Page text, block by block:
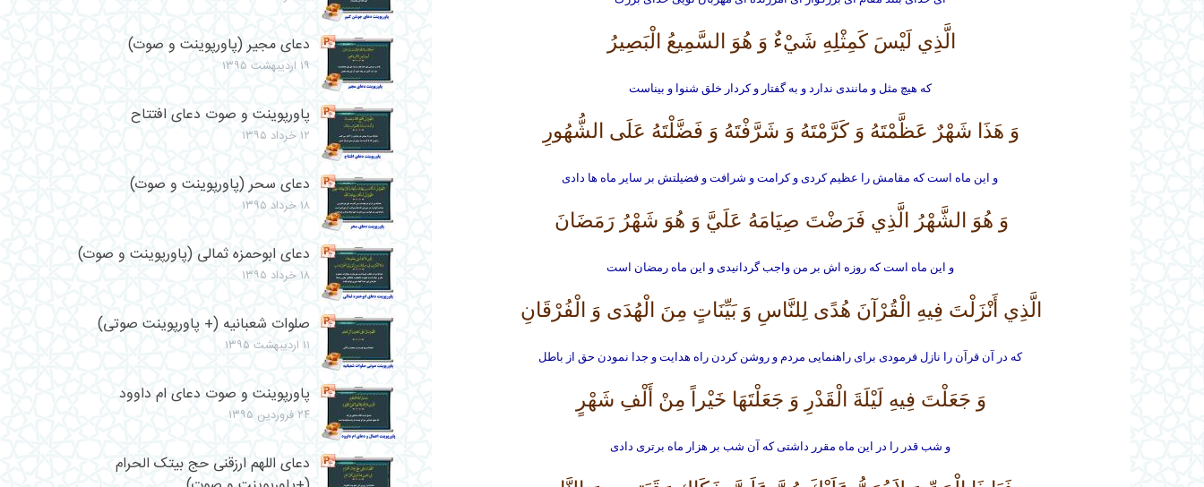
الَّذِي لَيْسَ كَمِثْلِهِ شَيْ‏ءٌ وَ هُوَ السَّمِيعُ الْبَصِيرُ
كه هيچ مثل و مانندى ندارد و به گفتار و كردار خلق شنوا و بيناست
وَ هَذَا شَهْرٌ عَظَّمْتَهُ وَ كَرَّمْتَهُ وَ شَرَّفْتَهُ وَ فَضَّلْتَهُ عَلَى الشُّهُورِ
و اين ماه است كه مقامش را عظيم كردى و كرامت و شرافت و فضيلتش بر ساير ماه ها دادى
وَ هُوَ الشَّهْرُ الَّذِي فَرَضْتَ صِيَامَهُ عَلَيَّ وَ هُوَ شَهْرُ رَمَضَانَ‏
و اين ماه است كه روزه ‏اش بر من واجب گردانيدى و اين ماه رمضان است
الَّذِي أَنْزَلْتَ فِيهِ الْقُرْآنَ هُدًى لِلنَّاسِ وَ بَيِّنَاتٍ مِنَ الْهُدَى وَ الْفُرْقَانِ‏
كه در آن قرآن را نازل فرمودى براى راهنمايى مردم و روشن كردن راه هدايت و جدا نمودن حق از باطل
وَ جَعَلْتَ فِيهِ لَيْلَةَ الْقَدْرِ وَ جَعَلْتَهَا خَيْراً مِنْ أَلْفِ شَهْرٍ
و شب قدر را در اين ماه مقرر داشتى كه آن شب بر هزار ماه برترى دادى
دعای مجیر (پاورپوینت و صوت)
۱۹ اردیبهشت ۱۳۹۵
پاورپوینت و صوت دعای افتتاح
۱۲ خرداد ۱۳۹۵
دعای سحر (پاورپوینت و صوت)
۱۸ خرداد ۱۳۹۵
دعای ابوحمزه ثمالی (پاورپوینت و صوت)
۱۸ خرداد ۱۳۹۵
صلوات شعبانیه (+ پاورپوینت صوتی)
۱۱ اردیبهشت ۱۳۹۵
پاورپوینت و صوت دعای ام داوود
۲۴ فروردین ۱۳۹۵
دعای اللهم ارزقنی حج بیتک الحرام